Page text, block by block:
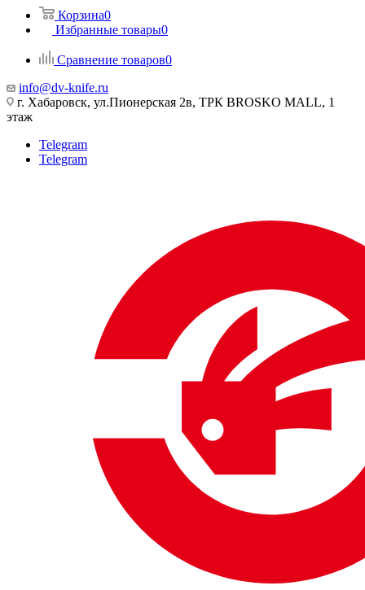
Корзина0
Избранные товары0
Сравнение товаров0
info@dv-knife.ru
г. Хабаровск, ул.Пионерская 2в, ТРК BROSKO MALL, 1
этаж
Telegram
Telegram